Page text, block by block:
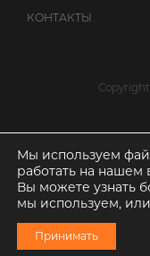
КОНТАКТЫ
Мы используем
работать на нашем
Вы можете узнать
мы используем,
Принимать